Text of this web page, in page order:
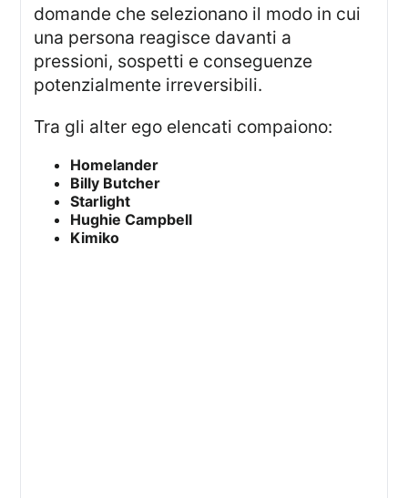
domande che selezionano il modo in cui
una persona reagisce davanti a
pressioni, sospetti e conseguenze
potenzialmente irreversibili.
Tra gli alter ego elencati compaiono:
Homelander
Billy Butcher
Starlight
Hughie Campbell
Kimiko